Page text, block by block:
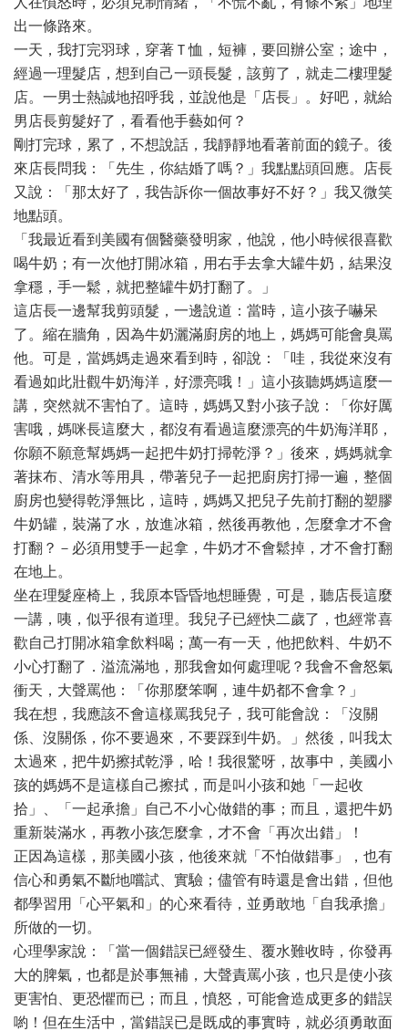
出一條路來。
一天，我打完羽球，穿著Ｔ恤，短褲，要回辦公室；途中，
經過一理髮店，想到自己一頭長髮，該剪了，就走二樓理髮
店。一男士熱誠地招呼我，並說他是「店長」。好吧，就給
男店長剪髮好了，看看他手藝如何？
剛打完球，累了，不想說話，我靜靜地看著前面的鏡子。後
來店長問我：「先生，你結婚了嗎？」我點點頭回應。店長
又說：「那太好了，我告訴你一個故事好不好？」我又微笑
地點頭。
「我最近看到美國有個醫藥發明家，他說，他小時候很喜歡
喝牛奶；有一次他打開冰箱，用右手去拿大罐牛奶，結果沒
拿穩，手一鬆，就把整罐牛奶打翻了。」
這店長一邊幫我剪頭髮，一邊說道：當時，這小孩子嚇呆
了。縮在牆角，因為牛奶灑滿廚房的地上，媽媽可能會臭罵
他。可是，當媽媽走過來看到時，卻說：「哇，我從來沒有
看過如此壯觀牛奶海洋，好漂亮哦！」這小孩聽媽媽這麼一
講，突然就不害怕了。這時，媽媽又對小孩子說：「你好厲
害哦，媽咪長這麼大，都沒有看過這麼漂亮的牛奶海洋耶，
你願不願意幫媽媽一起把牛奶打掃乾淨？」後來，媽媽就拿
著抹布、清水等用具，帶著兒子一起把廚房打掃一遍，整個
廚房也變得乾淨無比，這時，媽媽又把兒子先前打翻的塑膠
牛奶罐，裝滿了水，放進冰箱，然後再教他，怎麼拿才不會
打翻？－必須用雙手一起拿，牛奶才不會鬆掉，才不會打翻
在地上。
坐在理髮座椅上，我原本昏昏地想睡覺，可是，聽店長這麼
一講，咦，似乎很有道理。我兒子已經快二歲了，也經常喜
歡自己打開冰箱拿飲料喝；萬一有一天，他把飲料、牛奶不
小心打翻了．溢流滿地，那我會如何處理呢？我會不會怒氣
衝天，大聲罵他：「你那麼笨啊，連牛奶都不會拿？」
我在想，我應該不會這樣罵我兒子，我可能會說：「沒關
係、沒關係，你不要過來，不要踩到牛奶。」然後，叫我太
太過來，把牛奶擦拭乾淨，哈！我很驚呀，故事中，美國小
孩的媽媽不是這樣自己擦拭，而是叫小孩和她「一起收
拾」、「一起承擔」自己不小心做錯的事；而且，還把牛奶
重新裝滿水，再教小孩怎麼拿，才不會「再次出錯」！
正因為這樣，那美國小孩，他後來就「不怕做錯事」，也有
信心和勇氣不斷地嚐試、實驗；儘管有時還是會出錯，但他
都學習用「心平氣和」的心來看待，並勇敢地「自我承擔」
所做的一切。
心理學家說：「當一個錯誤已經發生、覆水難收時，你發再
大的脾氣，也都是於事無補，大聲責罵小孩，也只是使小孩
更害怕、更恐懼而已；而且，憤怒，可能會造成更多的錯誤
喲！但在生活中，當錯誤已是既成的事實時，就必須勇敢面